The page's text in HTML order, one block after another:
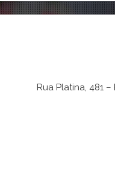
Rua Platina, 481